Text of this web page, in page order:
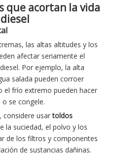
que acortan la vida
las altas altitudes y los
afectar seriamente el
Por ejemplo, la alta
salada pueden corroer
el frío extremo pueden hacer
se congele.
considere usartoldos
la suciedad, el polvo y los
de los filtros y componentes
de sustancias dañinas.